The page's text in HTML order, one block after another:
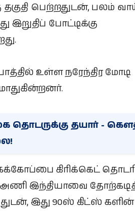
தகுதி பெற்றதுடன், பலம்
இறுதிப் போட்டிக்கு
உள்ள நரேந்திர மோடி
தொடருக்கு தயார் -
கிரிக்கெட்
அணி இந்தியாவை
இது 90ஸ் கிட்ஸ் களின்